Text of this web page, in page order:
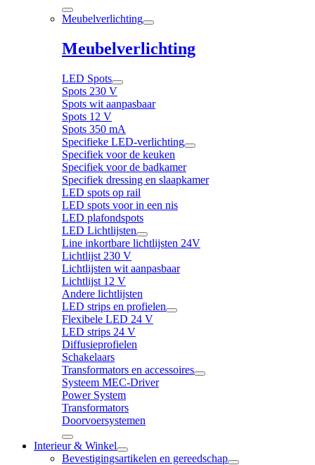
Meubelverlichting
Meubelverlichting
LED Spots
Spots 230 V
Spots wit aanpasbaar
Spots 12 V
Spots 350 mA
Specifieke LED-verlichting
Specifiek voor de keuken
Specifiek voor de badkamer
Specifiek dressing en slaapkamer
LED spots op rail
LED spots voor in een nis
LED plafondspots
LED Lichtlijsten
Line inkortbare lichtlijsten 24V
Lichtlijst 230 V
Lichtlijsten wit aanpasbaar
Lichtlijst 12 V
Andere lichtlijsten
LED strips en profielen
Flexibele LED 24 V
LED strips 24 V
Diffusieprofielen
Schakelaars
Transformators en accessoires
Systeem MEC-Driver
Power System
Transformators
Doorvoersystemen
Interieur & Winkel
Bevestigingsartikelen en gereedschap